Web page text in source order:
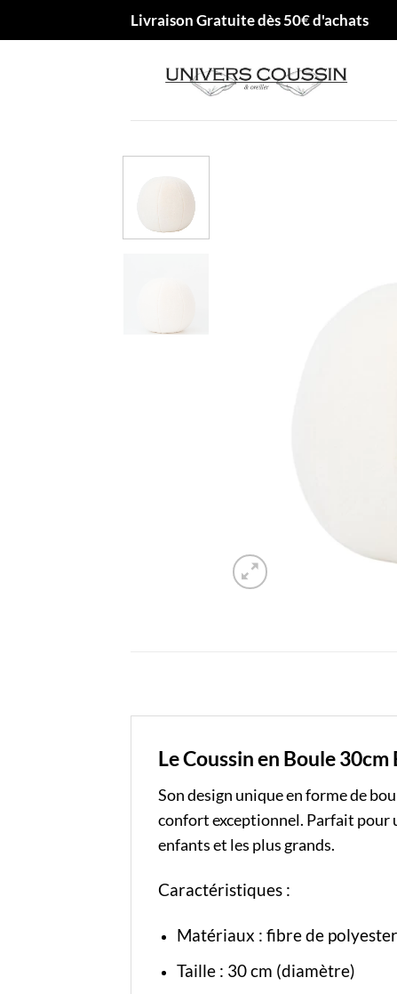
Livraison Gratuite dès 50€ d'achats
Le Coussin en Boule
Son design unique en forme de
confort exceptionnel. Parfait pour
enfants et les plus grands.
Caractéristiques :
Matériaux : fibre de
Taille : 30 cm (diamètre)